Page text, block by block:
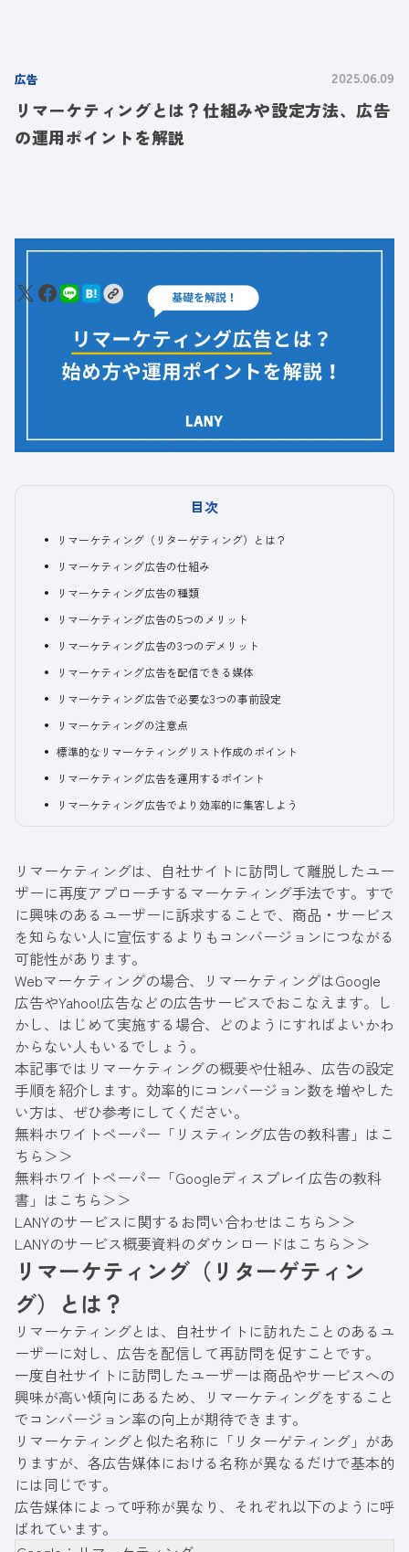
広告 2025.06.09
リマーケティングとは？仕組みや設定方法、広告
の運用ポイントを解説
目次
リマーケティング（リターゲティング）とは？
リマーケティング広告の仕組み
リマーケティング広告の種類
リマーケティング広告の5つのメリット
リマーケティング広告の3つのデメリット
リマーケティング広告を配信できる媒体
リマーケティング広告で必要な3つの事前設定
リマーケティングの注意点
標準的なリマーケティングリスト作成のポイント
リマーケティング広告を運用するポイント
リマーケティング広告でより効率的に集客しよう
リマーケティングは、自社サイトに訪問して離脱したユー
ザーに再度アプローチするマーケティング手法です。すで
に興味のあるユーザーに訴求することで、商品・サービス
を知らない人に宣伝するよりもコンバージョンにつながる
可能性があります。
Webマーケティングの場合、リマーケティングはGoogle
広告やYahoo!広告などの広告サービスでおこなえます。し
かし、はじめて実施する場合、どのようにすればよいかわ
からない人もいるでしょう。
本記事ではリマーケティングの概要や仕組み、広告の設定
手順を紹介します。効率的にコンバージョン数を増やした
い方は、ぜひ参考にしてください。
無料ホワイトペーパー「リスティング広告の教科書」はこ
ちら＞＞
無料ホワイトペーパー「Googleディスプレイ広告の教科
書」はこちら＞＞
LANYのサービスに関するお問い合わせはこちら＞＞
LANYのサービス概要資料のダウンロードはこちら＞＞
リマーケティング（リターゲティン
グ）とは？
リマーケティングとは、自社サイトに訪れたことのあるユ
ーザーに対し、広告を配信して再訪問を促すことです。
一度自社サイトに訪問したユーザーは商品やサービスへの
興味が高い傾向にあるため、リマーケティングをすること
でコンバージョン率の向上が期待できます。
リマーケティングと似た名称に「リターゲティング」があ
りますが、各広告媒体における名称が異なるだけで基本的
には同じです。
広告媒体によって呼称が異なり、それぞれ以下のように呼
ばれています。